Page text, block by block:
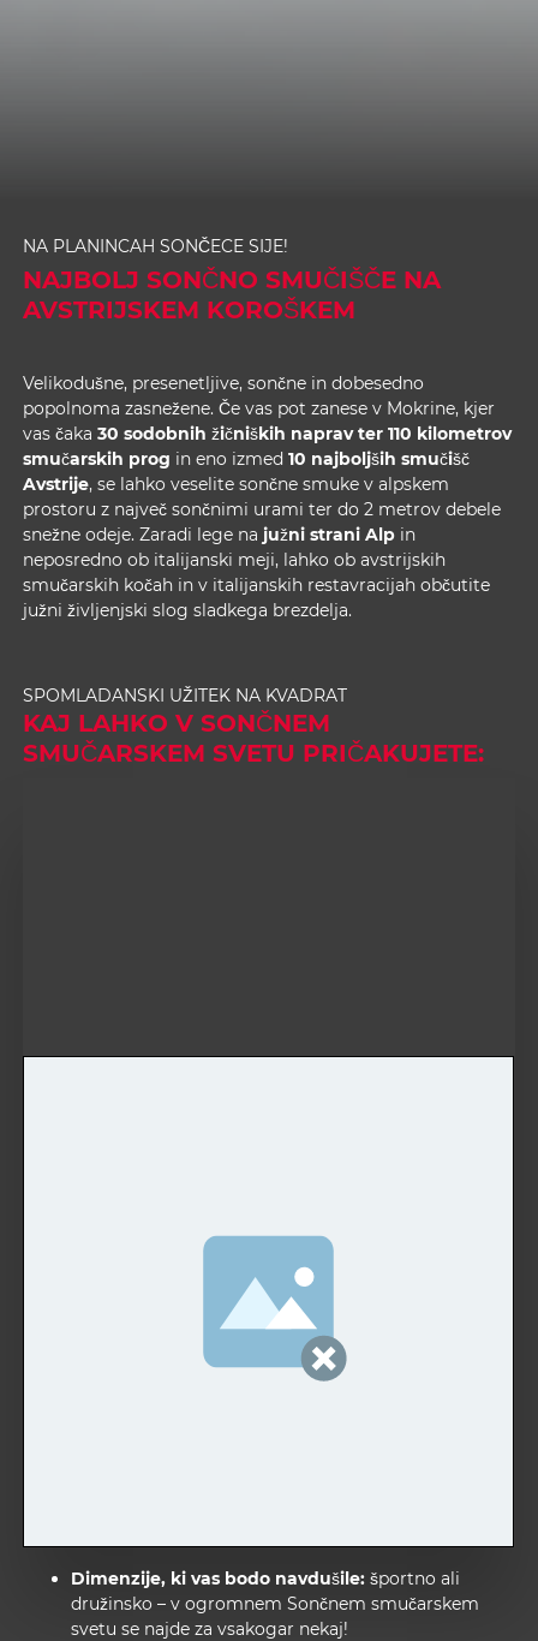
NA PLANINCAH SONČECE SIJE!
NAJBOLJ SONČNO SMUČIŠČE NA
AVSTRIJSKEM KOROŠKEM
Velikodušne, presenetljive, sončne in dobesedno
popolnoma zasnežene. Če vas pot zanese v Mokrine, kjer
vas čaka 30 sodobnih žičniških naprav ter 110 kilometrov
smučarskih prog in eno izmed 10 najboljših smučišč
Avstrije, se lahko veselite sončne smuke v alpskem
prostoru z največ sončnimi urami ter do 2 metrov debele
snežne odeje. Zaradi lege na južni strani Alp in
neposredno ob italijanski meji, lahko ob avstrijskih
smučarskih kočah in v italijanskih restavracijah občutite
južni življenjski slog sladkega brezdelja.
SPOMLADANSKI UŽITEK NA KVADRAT
KAJ LAHKO V SONČNEM
SMUČARSKEM SVETU PRIČAKUJETE:
Dimenzije, ki vas bodo navdušile: športno ali
družinsko – v ogromnem Sončnem smučarskem
svetu se najde za vsakogar nekaj!